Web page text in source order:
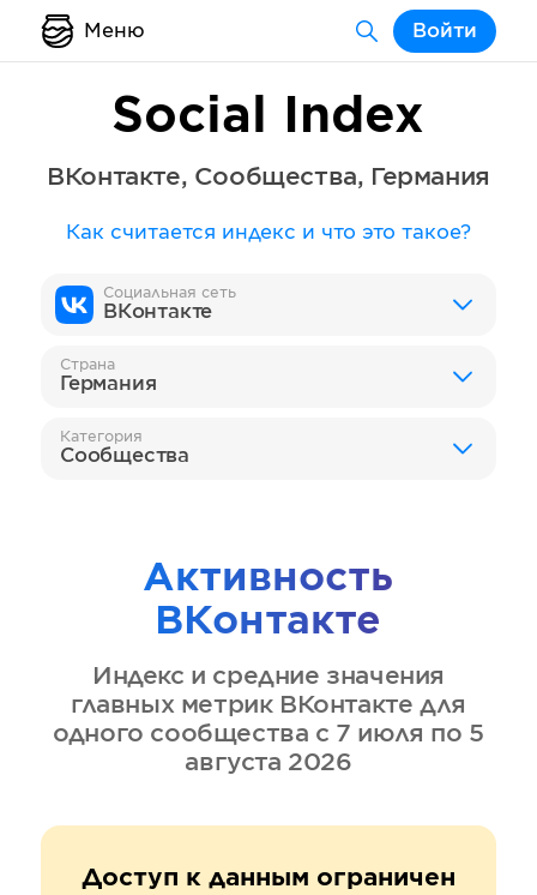
Меню Войти
Social Index
ВКонтакте, Сообщества, Германия
Как считается индекс и что это такое?
Социальная сеть
ВКонтакте
Страна
Германия
Категория
Сообщества
Активность
ВКонтакте
Индекс и средние значения
главных метрик ВКонтакте для
одного сообщества с 7 июля по 5
августа 2026
Доступ к данным ограничен